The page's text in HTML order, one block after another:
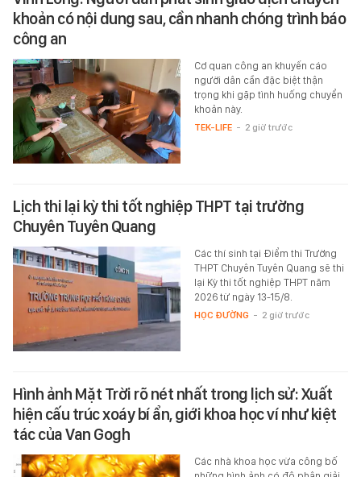
khoản có nội dung sau, cần nhanh chóng trình báo
công an
Cơ quan công an khuyến cáo
người dân cần đặc biệt thận
trọng khi gặp tình huống chuyển
khoản này.
TEK-LIFE - 2 giờ trước
Lịch thi lại kỳ thi tốt nghiệp THPT tại trường
Chuyên Tuyên Quang
Các thí sinh tại Điểm thi Trường
THPT Chuyên Tuyên Quang sẽ thi
lại Kỳ thi tốt nghiệp THPT năm
2026 từ ngày 13-15/8.
HỌC ĐƯỜNG - 2 giờ trước
Hình ảnh Mặt Trời rõ nét nhất trong lịch sử: Xuất
hiện cấu trúc xoáy bí ẩn, giới khoa học ví như kiệt
tác của Van Gogh
Các nhà khoa học vừa công bố